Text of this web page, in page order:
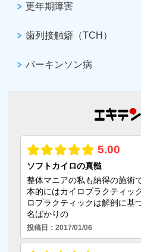
更年期障害
歯列接触癖（TCH）
パーキンソン病